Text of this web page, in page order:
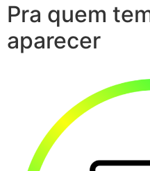
Pra quem
aparecer